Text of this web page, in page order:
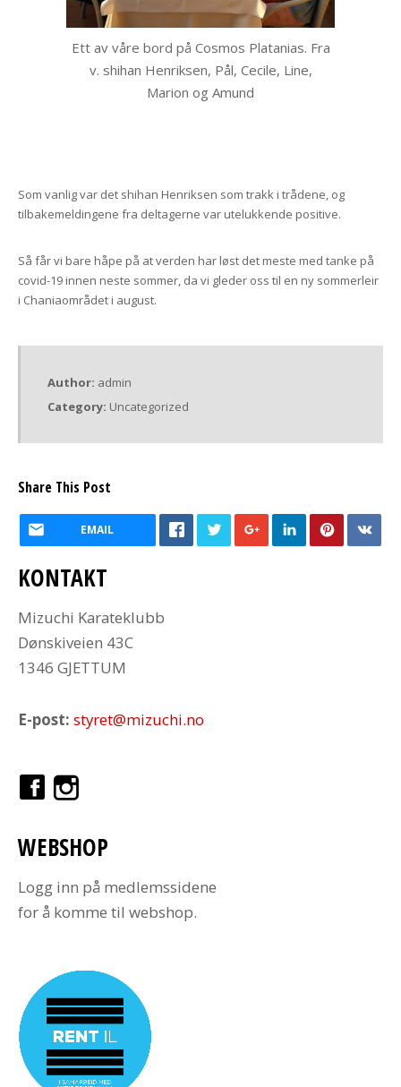
Ett av våre bord på Cosmos Platanias. Fra
v. shihan Henriksen, Pål, Cecile, Line,
Marion og Amund
Som vanlig var det shihan Henriksen som trakk i trådene, og
tilbakemeldingene fra deltagerne var utelukkende positive.
Så får vi bare håpe på at verden har løst det meste med tanke på
covid-19 innen neste sommer, da vi gleder oss til en ny sommerleir
i Chaniaområdet i august.
Author: admin
Category: Uncategorized
Share This Post
EMAIL
KONTAKT
Mizuchi Karateklubb
Dønskiveien 43C
1346 GJETTUM
E-post: styret@mizuchi.no
WEBSHOP
Logg inn på medlemssidene
for å komme til webshop.